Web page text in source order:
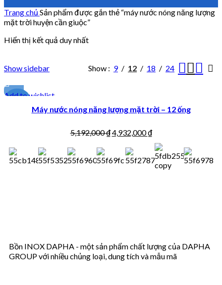
Trang chủ Sản phẩm được gắn thẻ “máy nước nóng năng lượng
mặt trời huyện cần giuộc”
Hiển thị kết quả duy nhất
Show sidebar Show 9 12 18 24
Add to wishlist
Máy nước nóng năng lượng mặt trời – 12 ống
5,192,000₫4,932,000₫
Bồn INOX DAPHA - một sản phẩm chất lượng của DAPHA
GROUP với nhiều chủng loại, dung tích và mẫu mã